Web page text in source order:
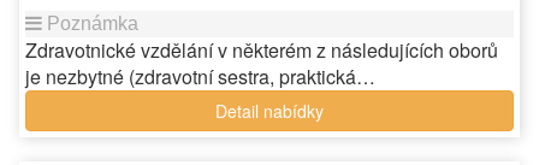
Zdravotnické vzdělání v některém z následujících oborů
je nezbytné (zdravotní sestra, praktická…
Detail nabídky